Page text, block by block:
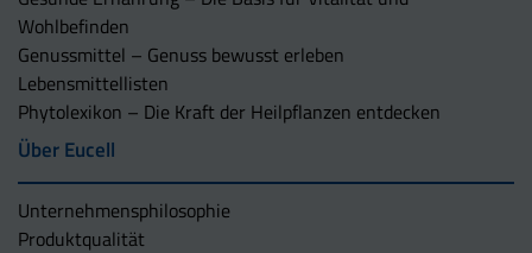
Wohlbefinden
Genussmittel – Genuss bewusst erleben
Lebensmittellisten
Phytolexikon – Die Kraft der Heilpflanzen entdecken
Über Eucell
Unternehmens­philosophie
Produktqualität